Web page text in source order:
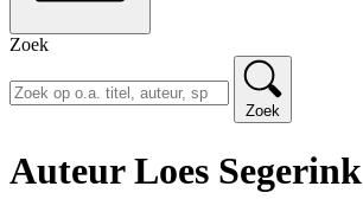
Zoek
Zoek
Auteur Loes Segerink